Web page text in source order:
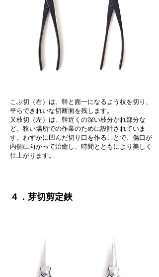
こぶ切（右）は、幹と面一になるよう枝を切り、
平らできれいな切断面を残します。
又枝切（左）は、幹近くの深い枝分かれ部分な
ど、狭い場所での作業のために設計されていま
す。わずかに凹んだ切り口を作ることで、傷口が
内側に向かって治癒し、時間とともにより美しく
仕上がります。
４．芽切剪定鋏